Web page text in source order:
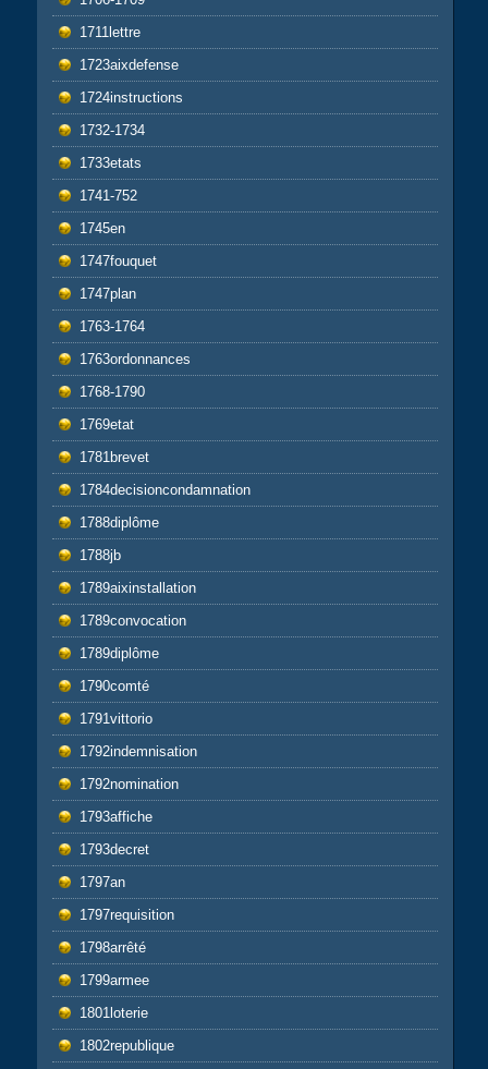
1711lettre
1723aixdefense
1724instructions
1732-1734
1733etats
1741-752
1745en
1747fouquet
1747plan
1763-1764
1763ordonnances
1768-1790
1769etat
1781brevet
1784decisioncondamnation
1788diplôme
1788jb
1789aixinstallation
1789convocation
1789diplôme
1790comté
1791vittorio
1792indemnisation
1792nomination
1793affiche
1793decret
1797an
1797requisition
1798arrêté
1799armee
1801loterie
1802republique